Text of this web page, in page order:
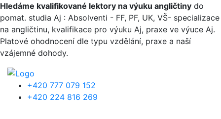
Přejít k hlavnímu obsahu
Hledáme kvalifikované lektory na výuku angličtiny do
pomat. studia Aj : Absolventi - FF, PF, UK, VŠ- specializace
na angličtinu, kvalifikace pro výuku Aj, praxe ve výuce Aj.
Platové ohodnocení dle typu vzdělání, praxe a naší
vzájemné dohody.
+420 777 079 152
+420 224 816 269